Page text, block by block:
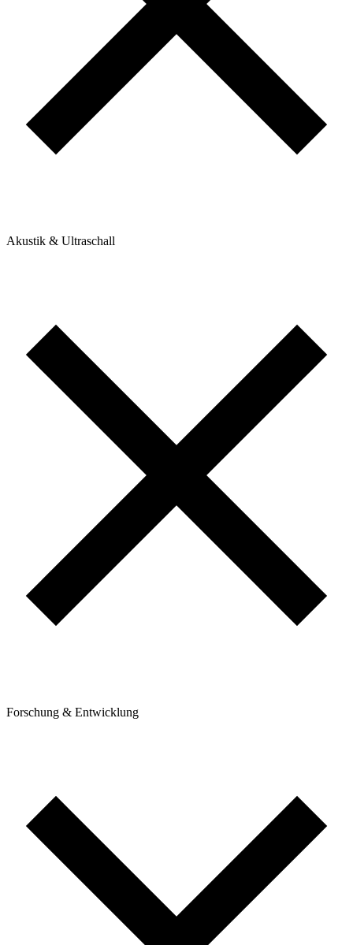
Akustik & Ultraschall
Forschung & Entwicklung